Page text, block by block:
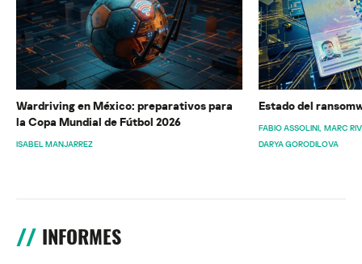
Wardriving en México: preparativos para
la Copa Mundial de Fútbol 2026
ISABEL MANJARREZ
Estado del
FABIO ASSOLINI MARC
DARYA GORODILOVA
INFORMES